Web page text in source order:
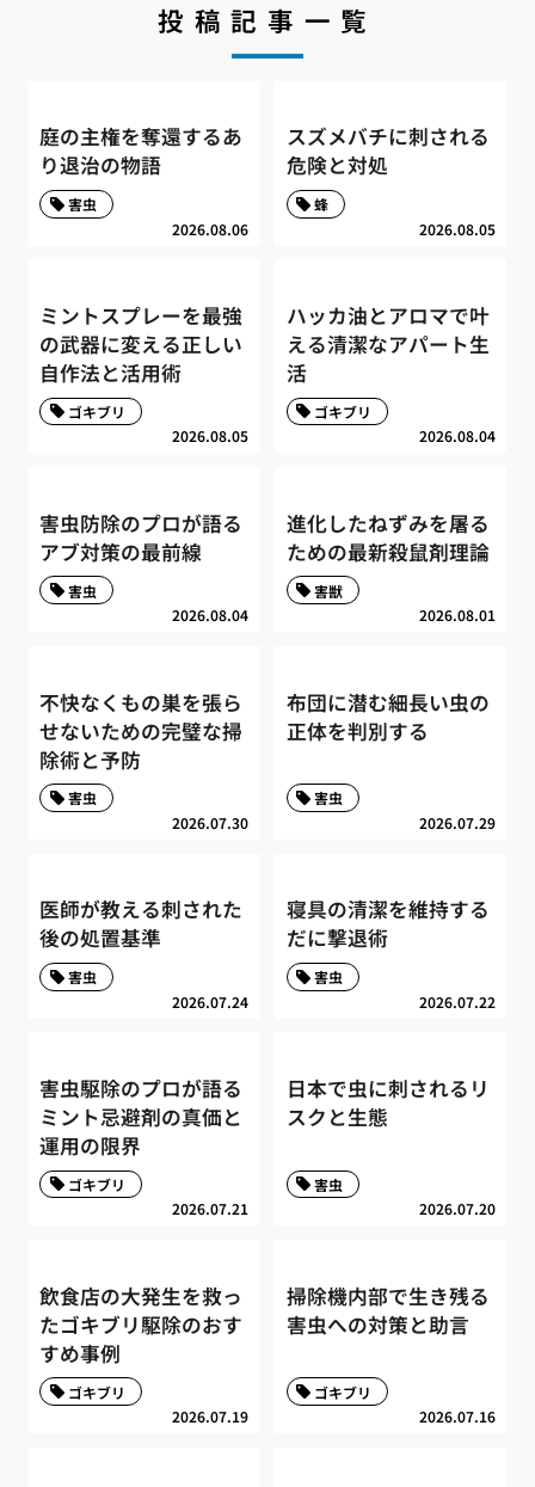
投稿記事一覧
庭の主権を奪還するあ
り退治の物語
2026.08.06
害虫
スズメバチに刺される
危険と対処
2026.08.05
蜂
ミントスプレーを最強
の武器に変える正しい
自作法と活用術
2026.08.05
ゴキブリ
ハッカ油とアロマで叶
える清潔なアパート生
活
2026.08.04
ゴキブリ
害虫防除のプロが語る
アブ対策の最前線
2026.08.04
害虫
進化したねずみを屠る
ための最新殺鼠剤理論
2026.08.01
害獣
不快なくもの巣を張ら
せないための完璧な掃
除術と予防
2026.07.30
害虫
布団に潜む細長い虫の
正体を判別する
2026.07.29
害虫
医師が教える刺された
後の処置基準
2026.07.24
害虫
寝具の清潔を維持する
だに撃退術
2026.07.22
害虫
害虫駆除のプロが語る
ミント忌避剤の真価と
運用の限界
2026.07.21
ゴキブリ
日本で虫に刺されるリ
スクと生態
2026.07.20
害虫
飲食店の大発生を救っ
たゴキブリ駆除のおす
すめ事例
2026.07.19
ゴキブリ
掃除機内部で生き残る
害虫への対策と助言
2026.07.16
ゴキブリ